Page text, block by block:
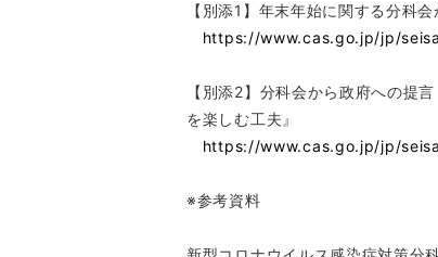
【別添1】年末年始に関する分科
https://www.cas.go.jp/jp/
【別添2】分科会から政府への提
を楽しむ工夫』
https://www.cas.go.jp/jp/
※参考資料